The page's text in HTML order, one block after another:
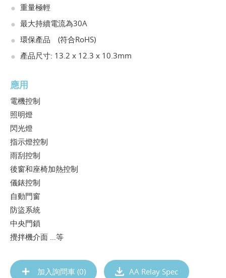
重量極輕
最大持續電流為30A
環保產品 (符合RoHS)
產品尺寸: 13.2 x 12.3 x 10.3mm
應用
電機控制
照明燈
閃光燈
指示燈控制
雨刮控制
後窗和座椅加熱控制
儀錶控制
自動門窗
防盜系統
中央門鎖
攪拌機介面 …等
加入詢問車 (0) AA Relay Spec